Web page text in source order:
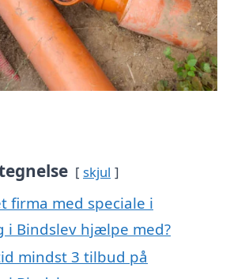
skjul
firma med speciale i
i Bindslev hjælpe med?
mindst 3 tilbud på